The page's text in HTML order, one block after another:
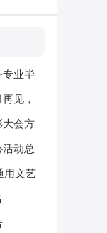
专业毕
篇见，
座右铭
大会方
活动总
用文艺
99条